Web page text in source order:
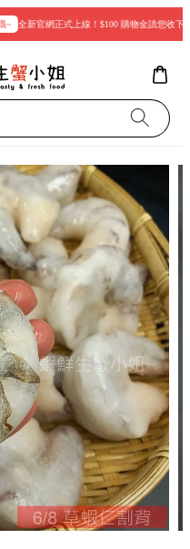
全新官網正式上線！$100 購物金請您收下